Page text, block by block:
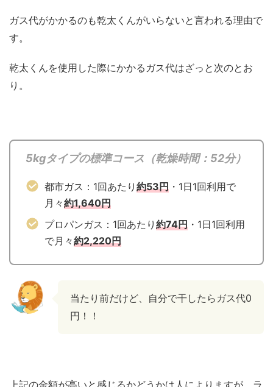
ガス代がかかるのも乾太くんがいらないと言われる理由で
す。
乾太くんを使用した際にかかるガス代はざっと次のとお
り。
5kgタイプの標準コース（乾燥時間：52分）
都市ガス：1回あたり 約53円 ・1日1回利用で
月々約1,640円
プロパンガス：1回あたり 約74円 ・1日1回利用
で月々約2,220円
当たり前だけど、自分で干したらガス代0
円！！